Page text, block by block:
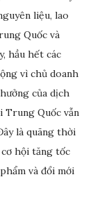
liệu, lao
Quốc và
hầu hết các
vì chủ doanh
của dịch
Trung Quốc vẫn
là quãng thời
hội tăng tốc
và đổi mới